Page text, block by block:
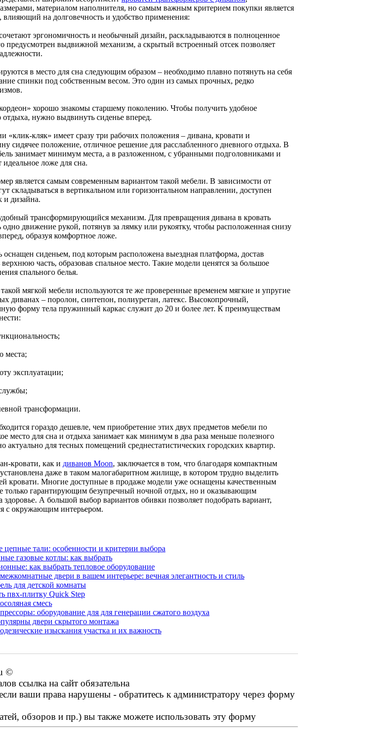
материалом наполнителя, но самым важным критерием покупки является
на долговечность и удобство применения:
эргономичность и необычный дизайн, раскладываются в полноценное
предусмотрен выдвижной механизм, а скрытый встроенный отсек позволяет
в место для сна следующим образом – необходимо плавно потянуть на себя
спинки под собственным весом. Это один из самых прочных, редко
хорошо знакомы старшему поколению. Чтобы получить удобное
отдыха, нужно выдвинуть сиденье вперед.
«клик-кляк» имеет сразу три рабочих положения – дивана, кровати и
сидячее положение, отличное решение для расслабленного дневного отдыха. В
занимает минимум места, а в разложенном, с убранными подголовниками и
ложе для сна.
является самым современным вариантом такой мебели. В зависимости от
складываться в вертикальном или горизонтальном направлении, доступен
и дизайна.
трансформирующийся механизм. Для превращения дивана в кровать
движение рукой, потянув за лямку или рукоятку, чтобы расположенная снизу
образуя комфортное ложе.
оснащен сиденьем, под которым расположена выездная платформа, достав
часть, образовав спальное место. Такие модели ценятся за большое
спального белья.
мягкой мебели используются те же проверенные временем мягкие и упругие
диванах – поролон, синтепон, полиуретан, латекс. Высокопрочный,
форму тела пружинный каркас служит до 20 и более лет. К преимуществам
места;
эксплуатации;
трансформации.
гораздо дешевле, чем приобретение этих двух предметов мебели по
место для сна и отдыха занимает как минимум в два раза меньше полезного
актуально для тесных помещений среднестатистических городских квартир.
кровати, как и диванов Moon, заключается в том, что благодаря компактным
даже в таком малогабаритном жилище, в котором трудно выделить
кровати. Многие доступные в продаже модели уже оснащены качественным
только гарантирующим безупречный ночной отдых, но и оказывающим
А большой выбор вариантов обивки позволяет подобрать вариант,
с окружающим интерьером.
цепные тали: особенности и критерии выбора
газовые котлы: как выбрать
как выбрать тепловое оборудование
двери в вашем интерьере: вечная элегантность и стиль
для детской комнаты
пвх-плитку Quick Step
смесь
оборудование для для генерации сжатого воздуха
двери скрытого монтажа
изыскания участка и их важность
©
ссылка на сайт обязательна
ваши права нарушены - обратитесь к администратору через форму
обзоров и пр.) вы также можете использовать эту форму